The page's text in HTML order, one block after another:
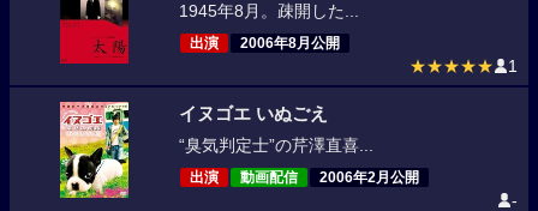
1945年8月。疎開した...
出演 2006年8月公開
★★★★★ 1
イヌゴエ いぬごえ
“臭気判定士”の芹澤直喜...
出演 動画配信 2006年2月公開
-